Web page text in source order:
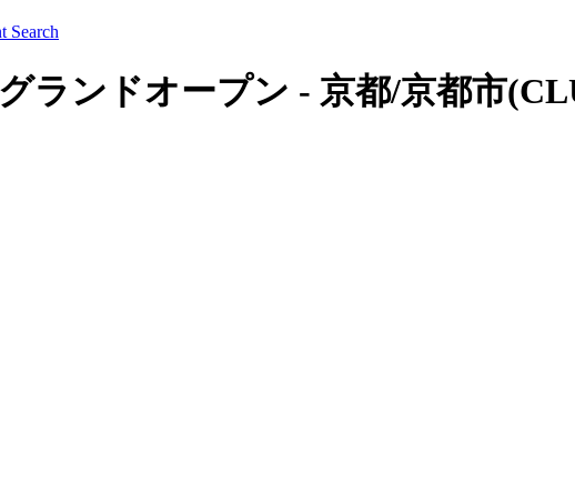
Search
ランドオープン - 京都/京都市